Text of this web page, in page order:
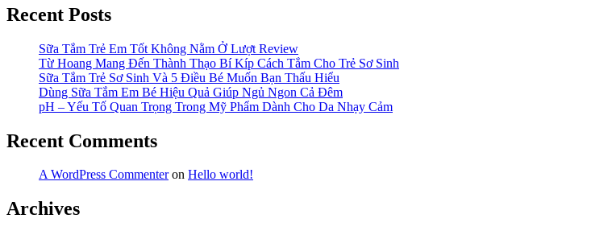
Nam
Mùi”
Recent Posts
Sữa Tắm Trẻ Em Tốt Không Nằm Ở Lượt Review
Từ Hoang Mang Đến Thành Thạo Bí Kíp Cách Tắm Cho Trẻ Sơ Sinh
Sữa Tắm Trẻ Sơ Sinh Và 5 Điều Bé Muốn Bạn Thấu Hiểu
Dùng Sữa Tắm Em Bé Hiệu Quả Giúp Ngủ Ngon Cả Đêm
pH – Yếu Tố Quan Trọng Trong Mỹ Phẩm Dành Cho Da Nhạy Cảm
Recent Comments
A WordPress Commenteron Hello world!
Archives